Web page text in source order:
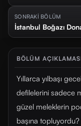
SONRAKİ BÖLÜM
İstanbul Boğazı
BÖLÜM
Yıllarca yılbaşı
defilelerini sadece
güzel meleklerin
başına